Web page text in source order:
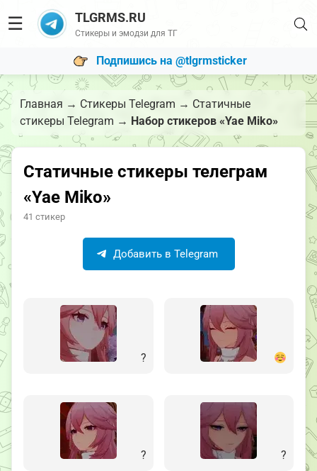
☰ TLGRMS.RU
Стикеры и эмодзи для ТГ
Подпишись на @tlgrmsticker
Главная → Стикеры Telegram → Статичные
стикеры Telegram → Набор стикеров «Yae Miko»
Статичные стикеры телеграм
«Yae Miko»
41 стикер
Добавить в Telegram
?
? ?